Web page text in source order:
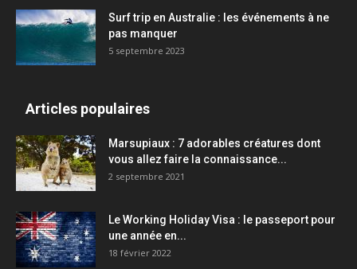
Surf trip en Australie : les événements à ne
pas manquer
5 septembre 2023
Articles populaires
Marsupiaux : 7 adorables créatures dont
vous allez faire la connaissance...
2 septembre 2021
Le Working Holiday Visa : le passeport pour
une année en...
18 février 2022